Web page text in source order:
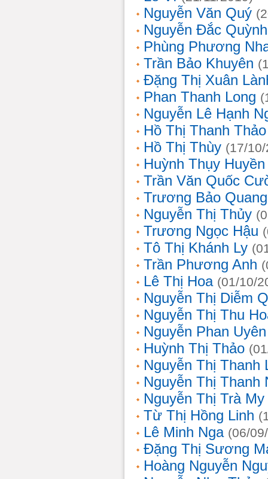
Nguyễn Văn Quý
Nguyễn Đắc
Phùng Phương
Trần Bảo Khuyên
Đặng Thị Xuân
Phan Thanh Long
Nguyễn Lê Hạnh
Hồ Thị Thanh Thảo
Hồ Thị Thùy (17/
Huỳnh Thụy
Trần Văn Quốc
Trương Bảo
Nguyễn Thị Thủy
Trương Ngọc Hậu
Tô Thị Khánh Ly
Trần Phương Anh
Lê Thị Hoa (01/10/
Nguyễn Thị Diễm
Nguyễn Thị Thu
Nguyễn Phan
Huỳnh Thị Thảo
Nguyễn Thị Thanh
Nguyễn Thị Thanh
Nguyễn Thị Trà My
Từ Thị Hồng Linh
Lê Minh Nga (06/
Đặng Thị Sương
Hoàng Nguyễn